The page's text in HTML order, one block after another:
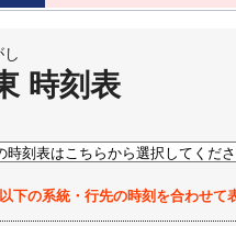
時刻表
下の系統・行先の時刻を合わせて